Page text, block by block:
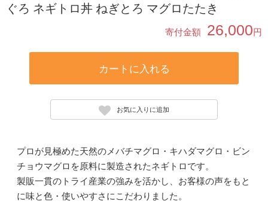
ぐろ ネギトロ丼 ねぎとろ マグロたたき
寄付金額 26,000円
カートに入れる
お気に入りに追加
プロが見極めた天然のメバチマグロ・キハダマグロ・ビン
チョウマグロを原料に製造されたネギトロです。
製販一貫のトライ産業の強みを活かし、お客様の声をもと
に味と色・使いやすさにこだわりました。